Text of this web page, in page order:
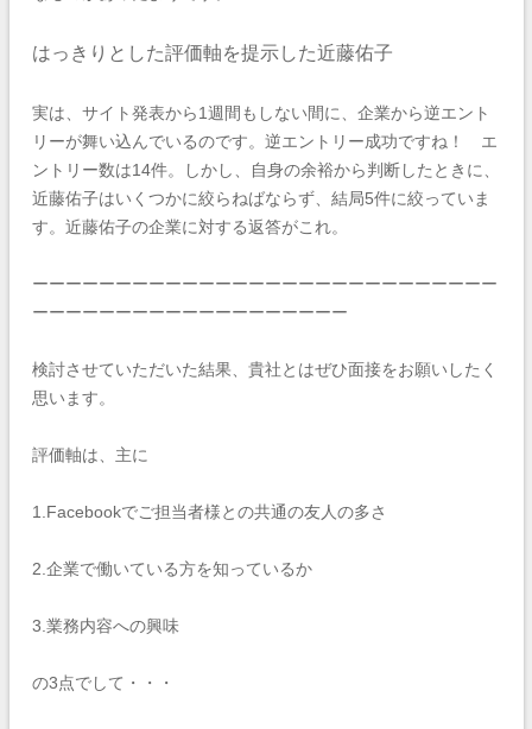
はっきりとした評価軸を提示した近藤佑子
実は、サイト発表から1週間もしない間に、企業から逆エント
リーが舞い込んでいるのです。逆エントリー成功ですね！ エ
ントリー数は14件。しかし、自身の余裕から判断したときに、
近藤佑子はいくつかに絞らねばならず、結局5件に絞っていま
す。近藤佑子の企業に対する返答がこれ。
ーーーーーーーーーーーーーーーーーーーーーーーーーーーー
ーーーーーーーーーーーーーーーーーーー
検討させていただいた結果、貴社とはぜひ面接をお願いしたく
思います。
評価軸は、主に
1.Facebookでご担当者様との共通の友人の多さ
2.企業で働いている方を知っているか
3.業務内容への興味
の3点でして・・・